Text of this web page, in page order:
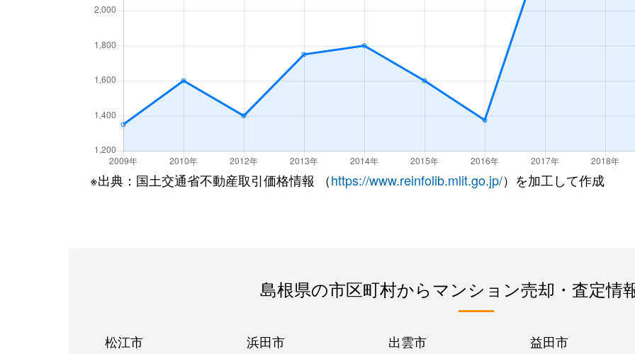
※出典：国土交通省不動産取引価格情報 （https://www.reinfolib.mlit.go.jp/）を加工して作成
島根県の市区町村からマンション売却・査定情
松江市 浜田市 出雲市
益田市